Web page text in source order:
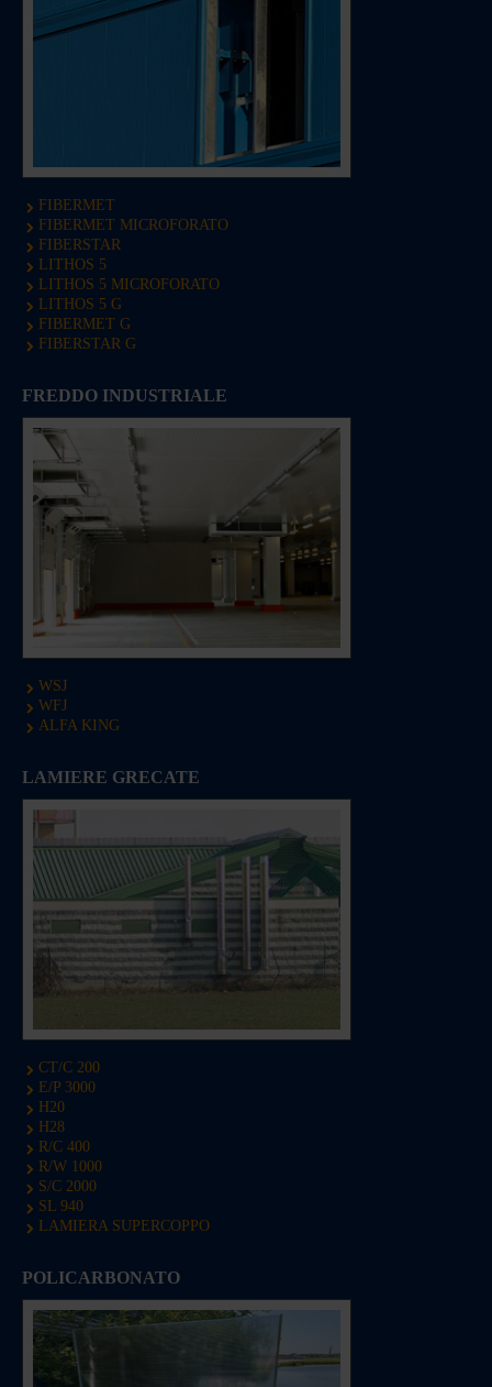
FIBERMET
FIBERMET MICROFORATO
FIBERSTAR
LITHOS 5
LITHOS 5 MICROFORATO
LITHOS 5 G
FIBERMET G
FIBERSTAR G
FREDDO INDUSTRIALE
WSJ
WFJ
ALFA KING
LAMIERE GRECATE
CT/C 200
E/P 3000
H20
H28
R/C 400
R/W 1000
S/C 2000
SL 940
LAMIERA SUPERCOPPO
POLICARBONATO